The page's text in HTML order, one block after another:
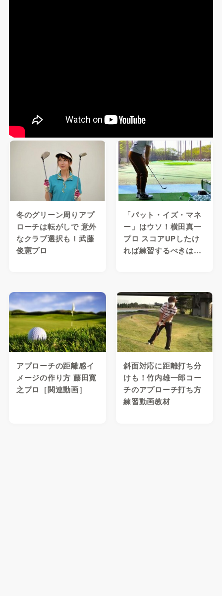
冬のグリーン周りアプ
ローチは転がしで 意外
なクラブ選択も！武藤
俊憲プロ
「パット・イズ・マネ
ー」はウソ！横田真一
プロ スコアUPしたけ
れば練習するべきは…
アプローチの距離感イ
メージの作り方 藤田寛
之プロ［関連動画］
斜面対応に距離打ち分
けも！竹内雄一郎コー
チのアプローチ打ち方
練習動画教材